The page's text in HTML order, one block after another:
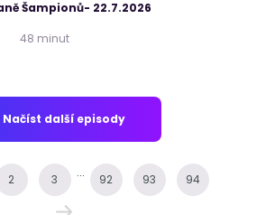
Šampionů- 22.7.2026
48 minut
Načíst další episody
2 3 ... 92 93 94